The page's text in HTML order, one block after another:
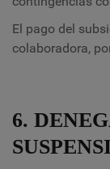
El pago del
colaboradora,
6.